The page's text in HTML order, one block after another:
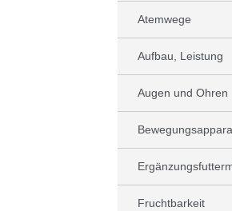
Atemwege
Aufbau, Leistung
Augen und Ohren
Fruchtbarkeit